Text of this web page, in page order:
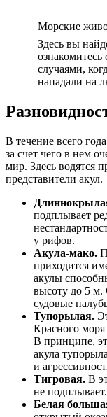
Морские
Здесь вы
случаями,
нападали на
В течение всего
за счет чего в нем
мир. Здесь водятся
представители акул.
подплывает
у рифов.
Акула-мако.
приходится
акулы
высоту до 5 м.
судовые
Тупорылая.
Красного
В принципе,
акула
и
Тигровая. В
не подплывает.
Белая